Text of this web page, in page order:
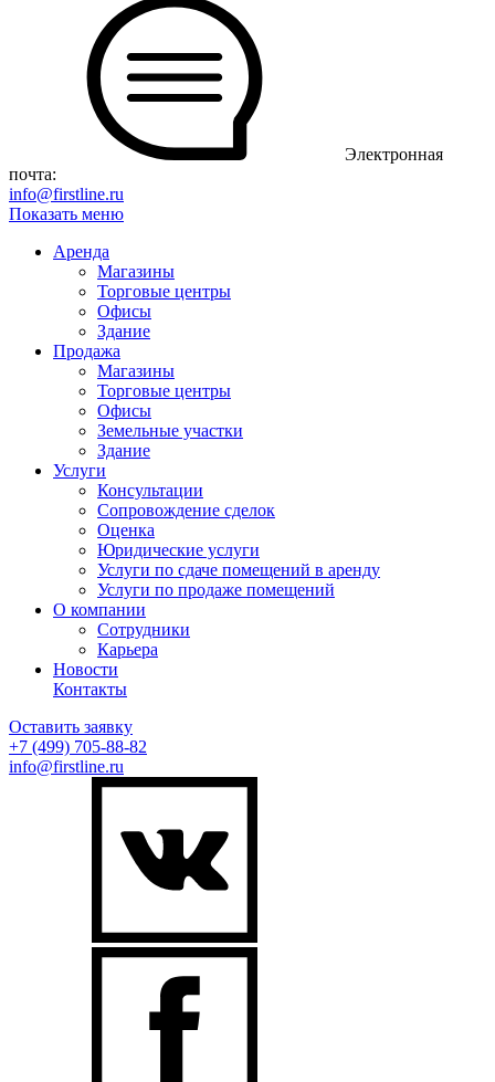
Электронная
почта:
info@firstline.ru
Показать меню
Аренда
Магазины
Торговые центры
Офисы
Здание
Продажа
Магазины
Торговые центры
Офисы
Земельные участки
Здание
Услуги
Консультации
Сопровождение сделок
Оценка
Юридические услуги
Услуги по сдаче помещений в аренду
Услуги по продаже помещений
О компании
Сотрудники
Карьера
Новости
Контакты
Оставить заявку
+7 (499) 705-88-82
info@firstline.ru